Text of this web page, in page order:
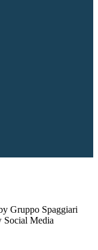
Gruppo Spaggiari
Social Media